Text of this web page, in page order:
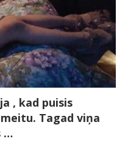
, kad puisis
Tagad viņa
…